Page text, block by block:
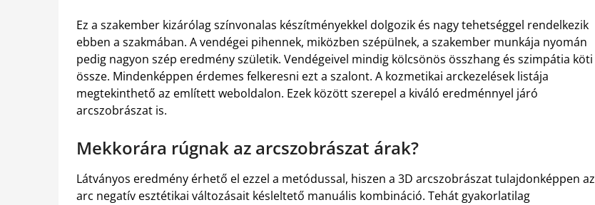
Ez a szakember kizárólag színvonalas készítményekkel dolgozik és nagy tehetséggel rendelkezik
ebben a szakmában. A vendégei pihennek, miközben szépülnek, a szakember munkája nyomán
pedig nagyon szép eredmény születik. Vendégeivel mindig kölcsönös összhang és szimpátia köti
össze. Mindenképpen érdemes felkeresni ezt a szalont. A kozmetikai arckezelések listája
megtekinthető az említett weboldalon. Ezek között szerepel a kiváló eredménnyel járó
arcszobrászat is.
Mekkorára rúgnak az arcszobrászat árak?
Látványos eredmény érhető el ezzel a metódussal, hiszen a 3D arcszobrászat tulajdonképpen az
arc negatív esztétikai változásait késleltető manuális kombináció. Tehát gyakorlatilag